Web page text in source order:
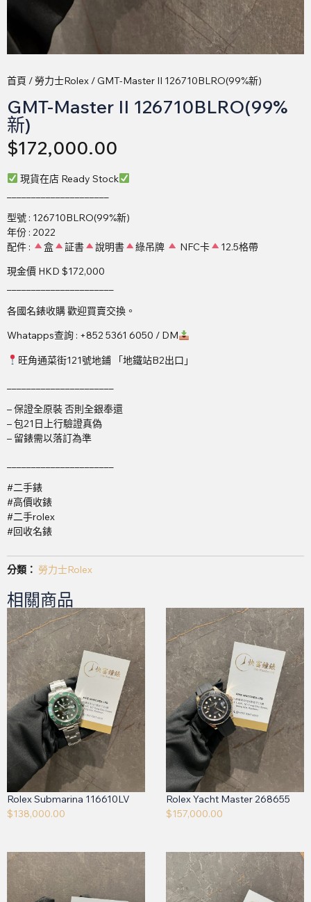
首頁 /勞力士Rolex / GMT-Master II 126710BLRO(99%新)
GMT-Master II 126710BLRO(99%
新)
$172,000.00
現貨在店 Ready Stock
型號 : 126710BLRO(99%新)
年份 : 2022
配件 :
盒 証書 說明書 綠吊牌 NFC卡
12.5格帶
現金價 HKD $172,000
各國名錶收購 歡迎買賣交換。
Whatapps查詢 : +852 5361 6050 / DM
旺角通菜街121號地鋪 「地鐵站B2出口」
– 保證全原裝 否則全銀奉還
– 包21日上行驗證真偽
– 留錶需以落訂為準
#二手錶
#高價收錶
#二手rolex
#回收名錶
分類： 勞力士Rolex
相關商品
Rolex Submarina 116610LV
$138,000.00
Rolex Yacht Master 268655
$157,000.00